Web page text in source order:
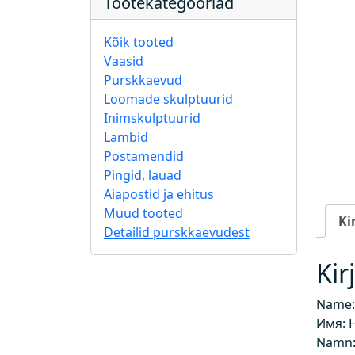
Kõik tooted
Vaasid
Purskkaevud
Loomade skulptuurid
Inimskulptuurid
Lambid
Postamendid
Pingid, lauad
Aiapostid ja ehitus
Muud tooted
Detailid purskkaevudest
Имя: